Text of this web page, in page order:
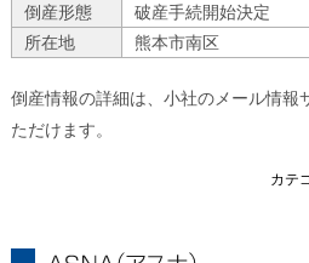
倒産形態
破産手続開始決定
所在地
熊本市南区
倒産情報の詳細は、小社のメール情報
ただけます。
カテ